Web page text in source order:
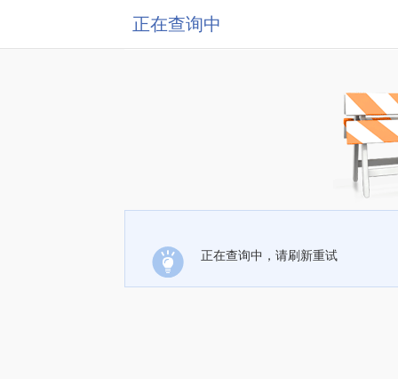
正在查询中
正在查询中，请刷新重试